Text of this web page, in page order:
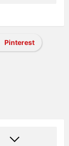
Pinterest